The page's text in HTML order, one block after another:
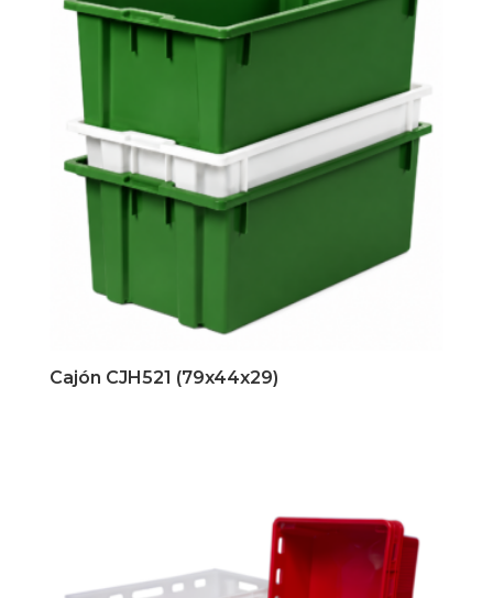
Cajón CJH521 (79x44x29)